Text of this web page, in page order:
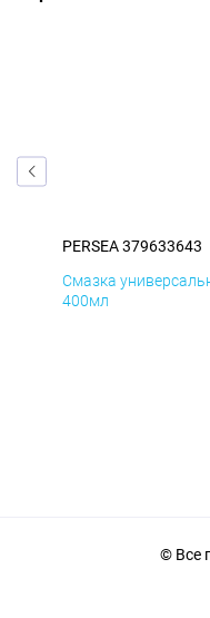
PERSEA 379633643
Смазка
400мл
© Все